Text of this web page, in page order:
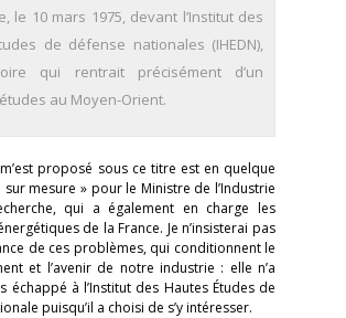
le 10 mars 1975, devant l’Institut des
de défense nationales (IHEDN),
qui rentrait précisément d’un
au Moyen-Orient.
proposé sous ce titre est en quelque
mesure » pour le Ministre de l’Industrie
qui a également en charge les
de la France. Je n’insisterai pas
de ces problèmes, qui conditionnent le
et l’avenir de notre industrie : elle n’a
échappé à l’Institut des Hautes Études de
puisqu’il a choisi de s’y intéresser.